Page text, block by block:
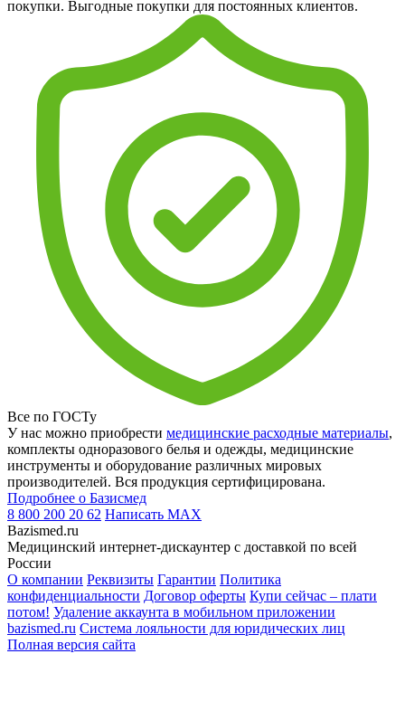
покупки. Выгодные покупки для постоянных клиентов.
Все по ГОСТу
У нас можно приобрести медицинские расходные материалы,
комплекты одноразового белья и одежды, медицинские
инструменты и оборудование различных мировых
производителей. Вся продукция сертифицирована.
Подробнее о Базисмед
8 800 200 20 62 Написать MAX
Bazismed.ru
Медицинский интернет-дискаунтер с доставкой по всей
России
О компании Реквизиты Гарантии Политика
конфиденциальности Договор оферты Купи сейчас – плати
потом! Удаление аккаунта в мобильном приложении
bazismed.ru Система лояльности для юридических лиц
Полная версия сайта